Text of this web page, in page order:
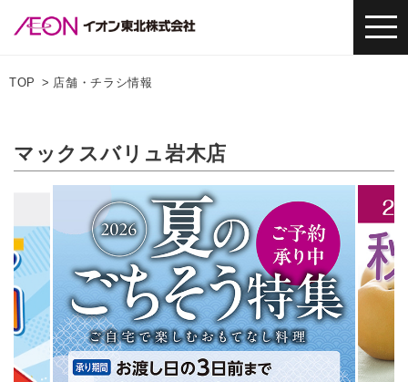
TOP 店舗・チラシ情報
マックスバリュ岩木店